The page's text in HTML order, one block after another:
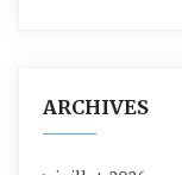
ARCHIVES